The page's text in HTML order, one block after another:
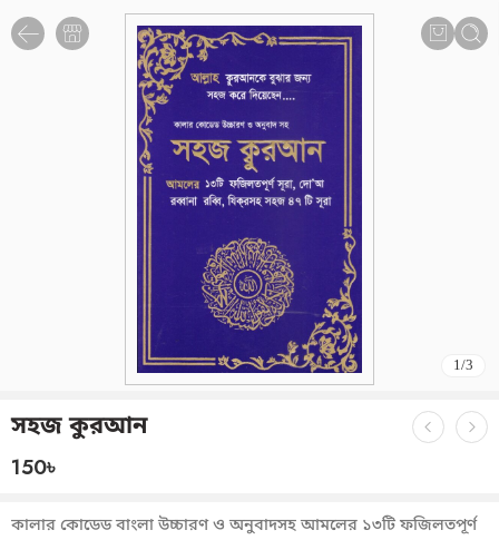
1/3
সহজ কুরআন
150৳
কালার কোডেড বাংলা উচ্চারণ ও অনুবাদসহ আমলের ১৩টি ফজিলতপূর্ণ